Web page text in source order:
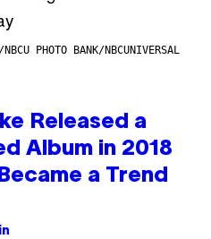
PHOTO BANK/NBCUNIVERSAL
Released a
Album in 2018
a Trend